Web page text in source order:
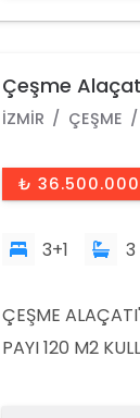
RANDEVU İÇİN
Çeşme
İZMIR ÇEŞME
₺ 36.500.000
3+1 3
ÇEŞME
PAYI 120 M2